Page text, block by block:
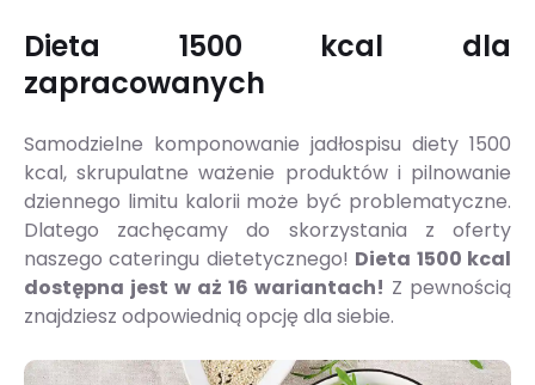
Dieta 1500 kcal dla
zapracowanych
Samodzielne komponowanie jadłospisu diety 1500
kcal, skrupulatne ważenie produktów i pilnowanie
dziennego limitu kalorii może być problematyczne.
Dlatego zachęcamy do skorzystania z oferty
naszego cateringu dietetycznego! Dieta 1500 kcal
dostępna jest w aż 16 wariantach! Z pewnością
znajdziesz odpowiednią opcję dla siebie.